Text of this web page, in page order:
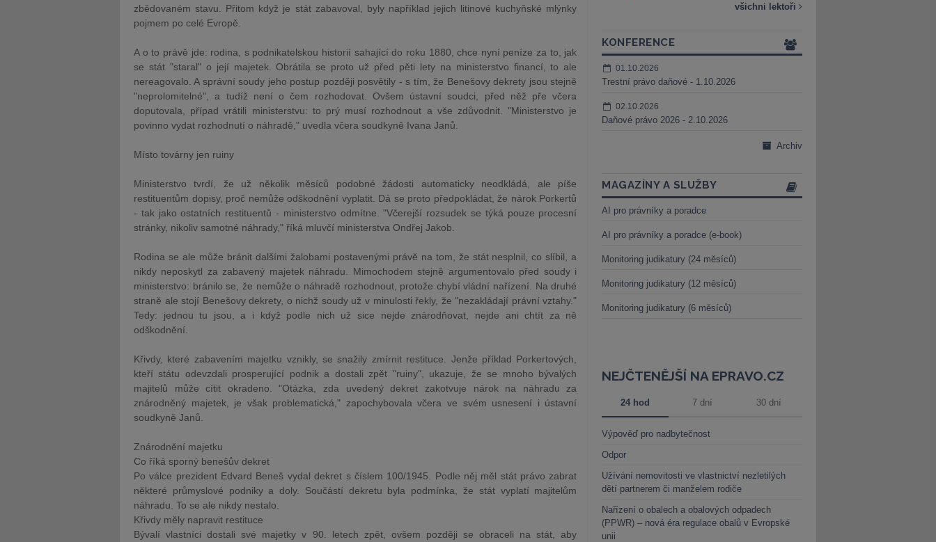
zbědovaném stavu. Přitom když je stát zabavoval, byly například jejich litinové kuchyňské mlýnky
pojmem po celé Evropě.
A o to právě jde: rodina, s podnikatelskou historií sahající do roku 1880, chce nyní peníze za to, jak
se stát "staral" o její majetek. Obrátila se proto už před pěti lety na ministerstvo financí, to ale
nereagovalo. A správnísoudy jeho postup později posvětily - s tím, že Benešovy dekrety jsou stejně
"neprolomitelné", a tudíž není o čem rozhodovat. Ovšem ústavní soudci , před něž pře včera
doputovala, případ vrátili ministerstvu: to prý musí rozhodnout a vše zdůvodnit. "Ministerstvo je
povinno vydat rozhodnutí o náhradě," uvedla včera soudkyně Ivana Janů.
Místo továrny jen ruiny
Ministerstvo tvrdí, že už několik měsíců podobné žádosti automaticky neodkládá, ale píše
restituentům dopisy, proč nemůže odškodnění vyplatit. Dá se proto předpokládat, že nárok Porkertů
- tak jako ostatních restituentů - ministerstvo odmítne. "Včerejší rozsudek se týká pouze procesní
stránky, nikoliv samotné náhrady," říká mluvčí ministerstva Ondřej Jakob.
Rodina se ale může bránit dalšími žalobami postavenými právě na tom, že stát nesplnil, co slíbil, a
nikdy neposkytl za zabavený majetek náhradu. Mimochodem stejně argumentovalo před soudyi
ministerstvo: bránilo se, že nemůže o náhradě rozhodnout, protože chybí vládní nařízení. Na druhé
straně ale stojí Benešovy dekrety, o nichž soudyuž v minulosti řekly, že "nezakládají právnívztahy."
Tedy: jednou tu jsou, a i když podle nich už sice nejde znárodňovat, nejde ani chtít za ně
odškodnění.
Křivdy, které zabavením majetku vznikly, se snažily zmírnit restituce. Jenže příklad Porkertových,
kteří státu odevzdali prosperující podnik a dostali zpět "ruiny", ukazuje, že se mnoho bývalých
majitelů může cítit okradeno. "Otázka, zda uvedený dekret zakotvuje nárok na náhradu za
znárodněný majetek, je však problematická," zapochybovala včera ve svém usnesení i ústavní
soudkyně Janů.
Znárodnění majetku
Co říká sporný benešův dekret
Po válce prezident Edvard Beneš vydal dekret s číslem 100/1945. Podle něj měl stát právo zabrat
některé průmyslové podniky a doly. Součástí dekretu byla podmínka, že stát vyplatí majitelům
náhradu. To se ale nikdy nestalo.
Křivdy měly napravit restituce
Bývalí vlastníci dostali své majetky v 90. letech zpět, ovšem později se obraceli na stát, aby
všichni lektoři
KONFERENCE
01.10.2026
Trestní právo daňové - 1.10.2026
02.10.2026
Daňové právo 2026 - 2.10.2026
Archiv
MAGAZÍNY A SLUŽBY
AI pro právníky a poradce
AI pro právníky a poradce (e-book)
Monitoring judikatury (24 měsíců)
Monitoring judikatury (12 měsíců)
Monitoring judikatury (6 měsíců)
NEJČTENĚJŠÍ NA EPRAVO.CZ
24 hod 7 dní 30 dní
Výpověď pro nadbytečnost
Odpor
Užívání nemovitosti ve vlastnictví nezletilých
dětí partnerem či manželem rodiče
Nařízení o obalech a obalových odpadech
(PPWR) – nová éra regulace obalů v Evropské
unii